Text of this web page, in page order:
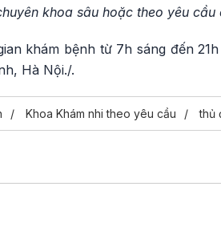
khoa sâu hoặc theo yêu cầu
khám bệnh từ 7h sáng đến
Hà Nội./.
Khoa Khám nhi theo yêu cầu thủ